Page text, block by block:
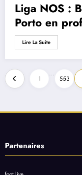
Liga NOS :
Porto en
Lire La Suite
Pagination
des
publications
1
…
553
Partenaires